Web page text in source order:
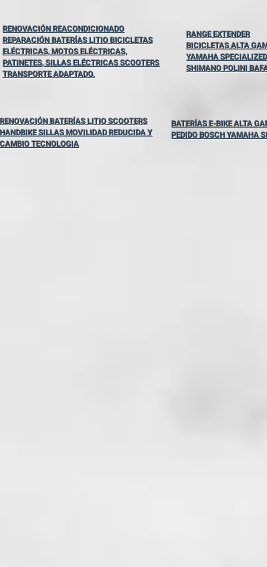
RENOVACIÓN REACONDICIONADO
REPARACIÓN BATERÍAS LITIO BICICLETAS
ELÉCTRICAS, MOTOS ELÉCTRICAS,
PATINETES, SILLAS ELÉCTRICAS SCOOTERS
TRANSPORTE ADAPTADO.
RANGE EXTENDER
BICICLETAS ALTA
YAMAHA SPECIALIZED
SHIMANO POLINI
RENOVACIÓN BATERÍAS LITIO SCOOTERS
HANDBIKE SILLAS MOVILIDAD REDUCIDA Y
CAMBIO TECNOLOGIA
BATERÍAS E-BIKE ALTA
PEDIDO BOSCH YAMAHA